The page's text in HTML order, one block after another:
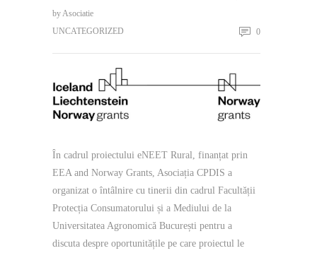
byAsociatie
UNCATEGORIZED
0
În cadrul proiectului eNEET Rural, finanțat prin
EEA and Norway Grants, Asociația CPDIS a
organizat o întâlnire cu tinerii din cadrul Facultății
Protecția Consumatorului și a Mediului de la
Universitatea Agronomică București pentru a
discuta despre oportunitățile pe care proiectul le